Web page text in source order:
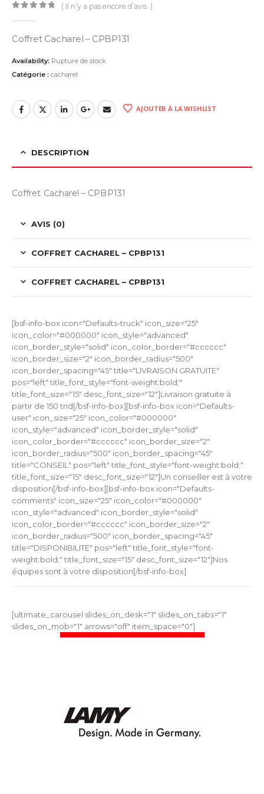
( Il n’y a pas encore d’avis. )
Coffret Cacharel – CPBP131
Availability: Rupture de stock
Catégorie : cacharel
AJOUTER À LA WISHLIST
DESCRIPTION
Coffret Cacharel – CPBP131
AVIS (0)
COFFRET CACHAREL – CPBP131
COFFRET CACHAREL – CPBP131
[bsf-info-box icon="Defaults-truck" icon_size="25"
icon_color="#000000" icon_style="advanced"
icon_border_style="solid" icon_color_border="#cccccc"
icon_border_size="2" icon_border_radius="500"
icon_border_spacing="45" title="LIVRAISON GRATUITE"
pos="left" title_font_style="font-weight:bold;"
title_font_size="15" desc_font_size="12"]Livraison gratuite à
partir de 150 tnd[/bsf-info-box][bsf-info-box icon="Defaults-
user" icon_size="25" icon_color="#000000"
icon_style="advanced" icon_border_style="solid"
icon_color_border="#cccccc" icon_border_size="2"
icon_border_radius="500" icon_border_spacing="45"
title="CONSEIL" pos="left" title_font_style="font-weight:bold;"
title_font_size="15" desc_font_size="12"]Un conseiller est à votre
disposition[/bsf-info-box][bsf-info-box icon="Defaults-
comments" icon_size="25" icon_color="#000000"
icon_style="advanced" icon_border_style="solid"
icon_color_border="#cccccc" icon_border_size="2"
icon_border_radius="500" icon_border_spacing="45"
title="DISPONIBILITE" pos="left" title_font_style="font-
weight:bold;" title_font_size="15" desc_font_size="12"]Nos
équipes sont à votre disposition[/bsf-info-box]
[ultimate_carousel slides_on_desk="1" slides_on_tabs="1"
slides_on_mob="1" arrows="off" item_space="0"]